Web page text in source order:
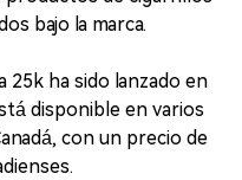
bajo la marca.
25k ha sido lanzado en
disponible en varios
con un precio de